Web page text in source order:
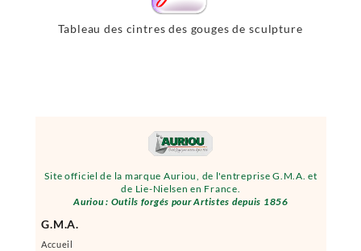
Site officiel de la marque Auriou, de l'entreprise G.M.A. et
de Lie-Nielsen en France.
Auriou : Outils forgés pour Artistes depuis 1856
G.M.A.
Accueil
Tableau des cintres des gouges de sculpture